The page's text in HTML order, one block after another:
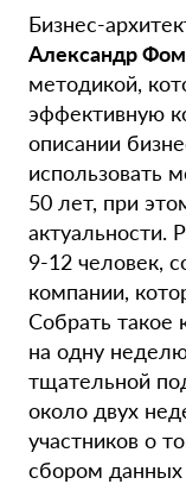
Бизнес-
Александр
методикой,
эффективную
описании
использовать
50 лет, при
актуальности.
9-12 человек,
компании,
Собрать
на одну
тщательной
около двух
участников о
сбором данных